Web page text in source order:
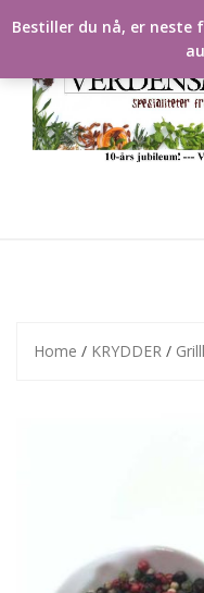
to
Home / KRYDDER /
Bestiller du nå, er neste